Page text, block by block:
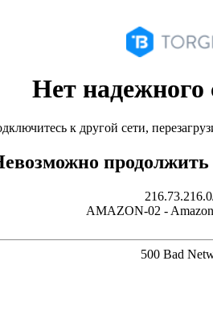
Нет надежного
к другой сети,
продолжить
AMAZON-02 -
500 Bad